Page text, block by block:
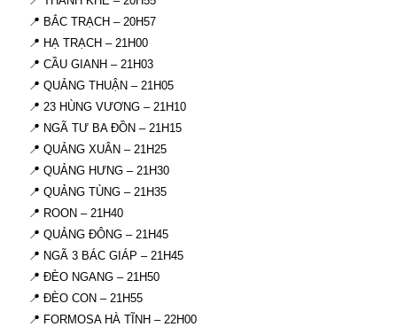
📍 BẮC TRẠCH – 20H57
📍 HẠ TRẠCH – 21H00
📍 CẦU GIANH – 21H03
📍 QUẢNG THUẬN – 21H05
📍 23 HÙNG VƯƠNG – 21H10
📍 NGÃ TƯ BA ĐỒN – 21H15
📍 QUẢNG XUÂN – 21H25
📍 QUẢNG HƯNG – 21H30
📍 QUẢNG TÙNG – 21H35
📍 ROON – 21H40
📍 QUẢNG ĐÔNG – 21H45
📍 NGÃ 3 BÁC GIÁP – 21H45
📍 ĐÈO NGANG – 21H50
📍 ĐÈO CON – 21H55
📍 FORMOSA HÀ TĨNH – 22H00